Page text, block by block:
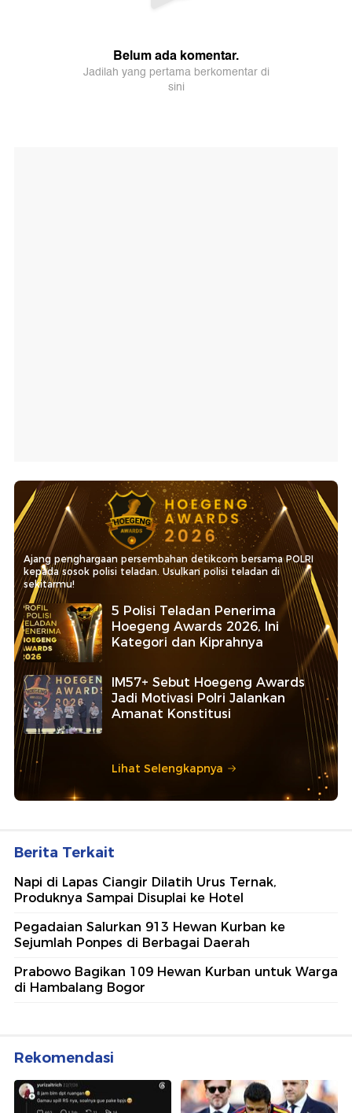
Ajang penghargaan persembahan detikcom bersama POLRI
kepada sosok polisi teladan. Usulkan polisi teladan di
sekitarmu!
5 Polisi Teladan Penerima
Hoegeng Awards 2026, Ini
Kategori dan Kiprahnya
IM57+ Sebut Hoegeng Awards
Jadi Motivasi Polri Jalankan
Amanat Konstitusi
Lihat Selengkapnya
Berita Terkait
Napi di Lapas Ciangir Dilatih Urus Ternak,
Produknya Sampai Disuplai ke Hotel
Pegadaian Salurkan 913 Hewan Kurban ke
Sejumlah Ponpes di Berbagai Daerah
Prabowo Bagikan 109 Hewan Kurban untuk Warga
di Hambalang Bogor
Rekomendasi